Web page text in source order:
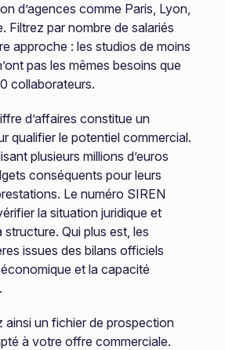
d’agences comme Paris, Lyon,
Filtrez par nombre de salariés
approche : les studios de moins
pas les mêmes besoins que
collaborateurs.
d’affaires constitue un
qualifier le potentiel commercial.
plusieurs millions d’euros
conséquents pour leurs
Le numéro SIREN
la situation juridique et
structure. Qui plus est, les
issues des bilans officiels
et la capacité
ainsi un fichier de prospection
à votre offre commerciale.